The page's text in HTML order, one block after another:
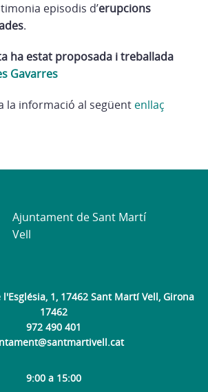
episodis d’erupcions
.
ha estat proposada i treballada
Gavarres
la informació al següent enllaç
1, 17462 Sant Martí Vell, Girona
17462
972 490 401
9:00 a 15:00
Ajuntament de Sant Martí
Vell